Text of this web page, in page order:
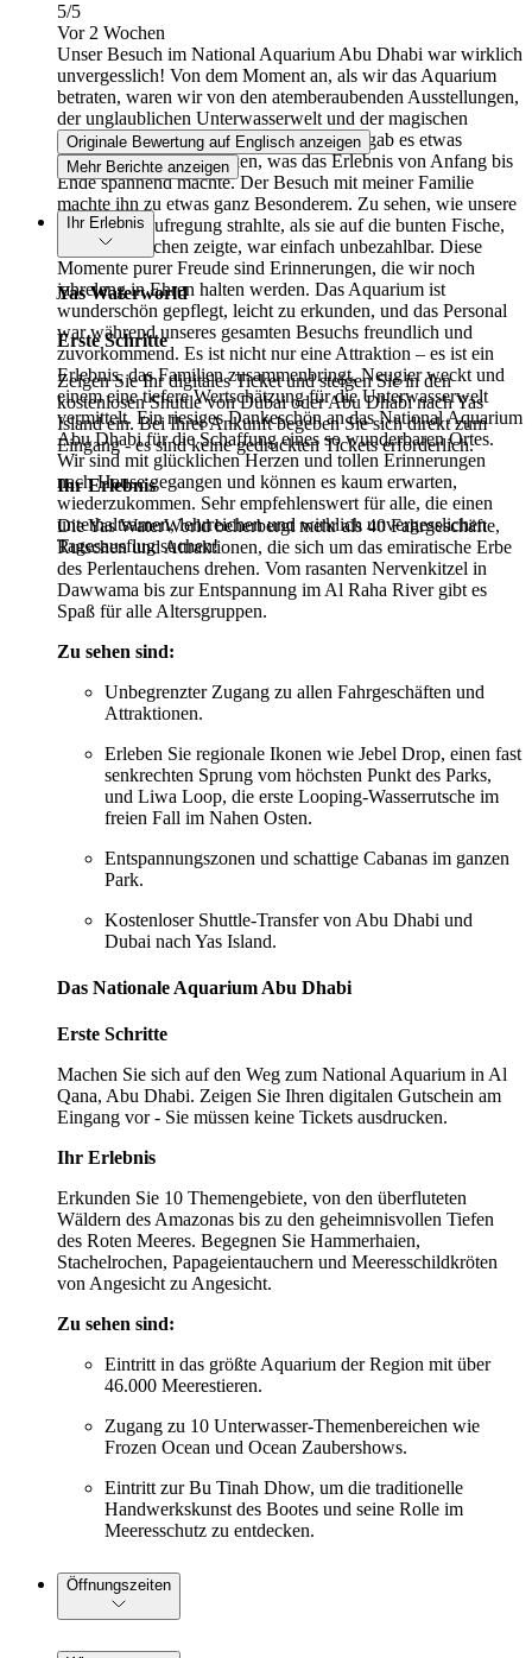
5/5
Vor 2 Wochen
Unser Besuch im National Aquarium Abu Dhabi war wirklich
unvergesslich! Von dem Moment an, als wir das Aquarium
betraten, waren wir von den atemberaubenden Ausstellungen,
der unglaublichen Unterwasserwelt und der magischen
Atmosphäre begeistert. In jedem Bereich gab es etwas
Einzigartiges zu entdecken, was das Erlebnis von Anfang bis
Ende spannend machte. Der Besuch mit meiner Familie
machte ihn zu etwas ganz Besonderem. Zu sehen, wie unsere
Kleine vor Aufregung strahlte, als sie auf die bunten Fische,
Haie und Rochen zeigte, war einfach unbezahlbar. Diese
Momente purer Freude sind Erinnerungen, die wir noch
jahrelang in Ehren halten werden. Das Aquarium ist
wunderschön gepflegt, leicht zu erkunden, und das Personal
war während unseres gesamten Besuchs freundlich und
zuvorkommend. Es ist nicht nur eine Attraktion – es ist ein
Erlebnis, das Familien zusammenbringt, Neugier weckt und
einem eine tiefere Wertschätzung für die Unterwasserwelt
vermittelt. Ein riesiges Dankeschön an das National Aquarium
Abu Dhabi für die Schaffung eines so wunderbaren Ortes.
Wir sind mit glücklichen Herzen und tollen Erinnerungen
nach Hause gegangen und können es kaum erwarten,
wiederzukommen. Sehr empfehlenswert für alle, die einen
unterhaltsamen, lehrreichen und wirklich unvergesslichen
Tagesausflug suchen!
Originale Bewertung auf Englisch anzeigen
Mehr Berichte anzeigen
Ihr Erlebnis
Yas Waterworld
Erste Schritte
Zeigen Sie Ihr digitales Ticket und steigen Sie in den
kostenlosen Shuttle von Dubai oder Abu Dhabi nach Yas
Island ein. Bei Ihrer Ankunft begeben Sie sich direkt zum
Eingang - es sind keine gedruckten Tickets erforderlich.
Ihr Erlebnis
Die Yas WaterWorld beherbergt mehr als 40 Fahrgeschäfte,
Rutschen und Attraktionen, die sich um das emiratische Erbe
des Perlentauchens drehen. Vom rasanten Nervenkitzel in
Dawwama bis zur Entspannung im Al Raha River gibt es
Spaß für alle Altersgruppen.
Zu sehen sind:
Unbegrenzter Zugang zu allen Fahrgeschäften und
Attraktionen.
Erleben Sie regionale Ikonen wie Jebel Drop, einen fast
senkrechten Sprung vom höchsten Punkt des Parks,
und Liwa Loop, die erste Looping-Wasserrutsche im
freien Fall im Nahen Osten.
Entspannungszonen und schattige Cabanas im ganzen
Park.
Kostenloser Shuttle-Transfer von Abu Dhabi und
Dubai nach Yas Island.
Das Nationale Aquarium Abu Dhabi
Erste Schritte
Machen Sie sich auf den Weg zum National Aquarium in Al
Qana, Abu Dhabi. Zeigen Sie Ihren digitalen Gutschein am
Eingang vor - Sie müssen keine Tickets ausdrucken.
Ihr Erlebnis
Erkunden Sie 10 Themengebiete, von den überfluteten
Wäldern des Amazonas bis zu den geheimnisvollen Tiefen
des Roten Meeres. Begegnen Sie Hammerhaien,
Stachelrochen, Papageientauchern und Meeresschildkröten
von Angesicht zu Angesicht.
Zu sehen sind:
Eintritt in das größte Aquarium der Region mit über
46.000 Meerestieren.
Zugang zu 10 Unterwasser-Themenbereichen wie
Frozen Ocean und Ocean Zaubershows.
Eintritt zur Bu Tinah Dhow, um die traditionelle
Handwerkskunst des Bootes und seine Rolle im
Meeresschutz zu entdecken.
Öffnungszeiten